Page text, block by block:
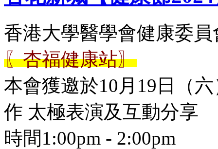
香港大學醫學會健康委員
〖杏福健康站〗
本會獲邀於10月19日（
作 太極表演及互動分享
時間1:00pm - 2:00pm